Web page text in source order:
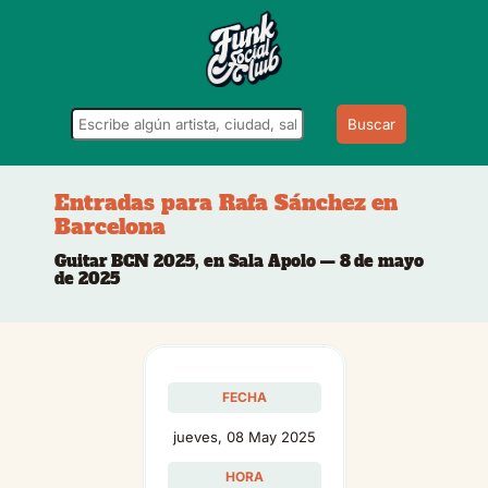
Buscar
Entradas para Rafa Sánchez en
Barcelona
Guitar BCN 2025, en Sala Apolo — 8 de mayo
de 2025
FECHA
jueves, 08 May 2025
HORA